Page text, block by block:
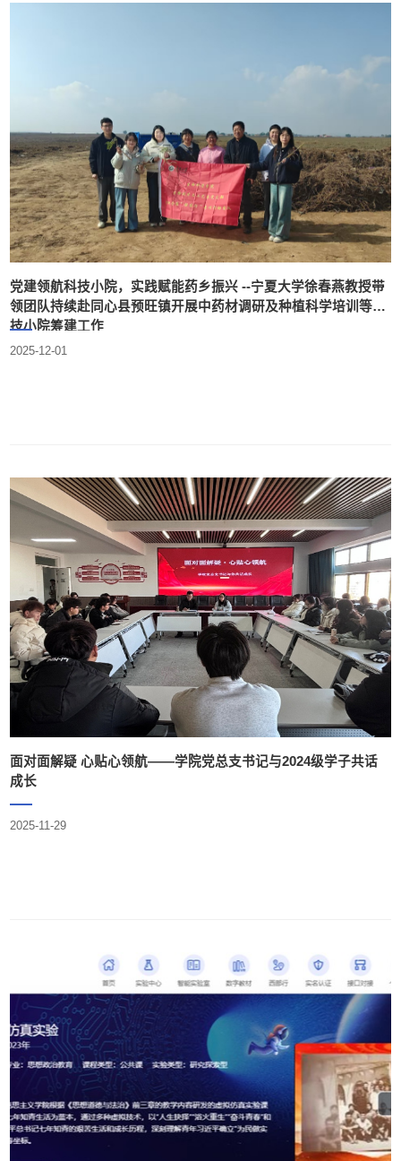
党建领航科技小院，实践赋能药乡振兴 --宁夏大学徐春燕教授带
领团队持续赴同心县预旺镇开展中药材调研及种植科学培训等科
技小院筹建工作
2025-12-01
面对面解疑 心贴心领航——学院党总支书记与2024级学子共话
成长
2025-11-29